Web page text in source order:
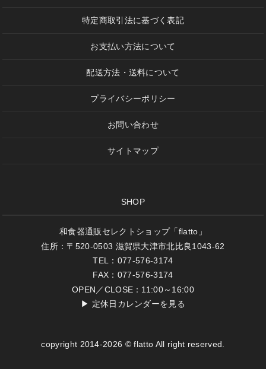
特定商取引法に基づく表記
お支払い方法について
配送方法・送料について
プライバシーポリシー
お問い合わせ
サイトマップ
SHOP
和食器通販セレクトショップ「flatto」
住所：〒520-0503 滋賀県大津市北比良1043-62
TEL：077-576-3174
FAX：077-576-3174
OPEN／CLOSE：11:00～16:00
▶ 定休日カレンダーを見る
copyright 2014-2026 © flatto All right reserved.